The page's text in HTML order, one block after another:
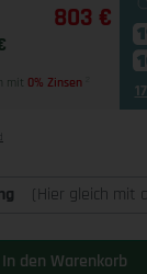
803 €
mit 0% Zinsen
(Hier gleich mit
In den Warenkorb